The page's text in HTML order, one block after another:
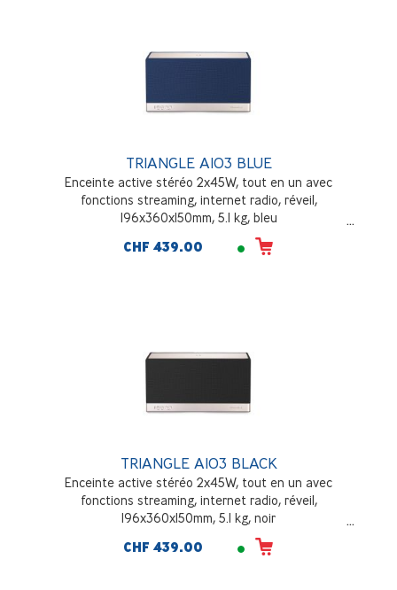
TRIANGLE AIO3 BLUE
Enceinte active stéréo 2x45W, tout en un avec
fonctions streaming, internet radio, réveil,
196x360x150mm, 5.1 kg, bleu
CHF 439.00
TRIANGLE AIO3 BLACK
Enceinte active stéréo 2x45W, tout en un avec
fonctions streaming, internet radio, réveil,
196x360x150mm, 5.1 kg, noir
CHF 439.00